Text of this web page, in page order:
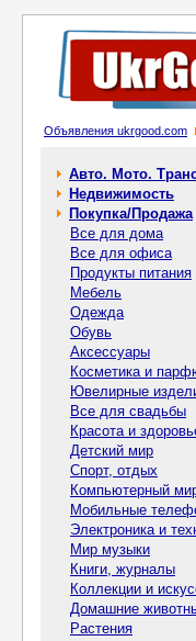
Объявления ukrgood.com
Авто. Мото.
Недвижимость
Покупка/Продажа
Все для дома
Все для офиса
Продукты питания
Мебель
Одежда
Обувь
Аксессуары
Косметика и
Ювелирные
Все для свадьбы
Красота и
Детский мир
Спорт, отдых
Компьютерный
Мобильные
Электроника и
Мир музыки
Книги, журналы
Коллекции и
Домашние
Растения